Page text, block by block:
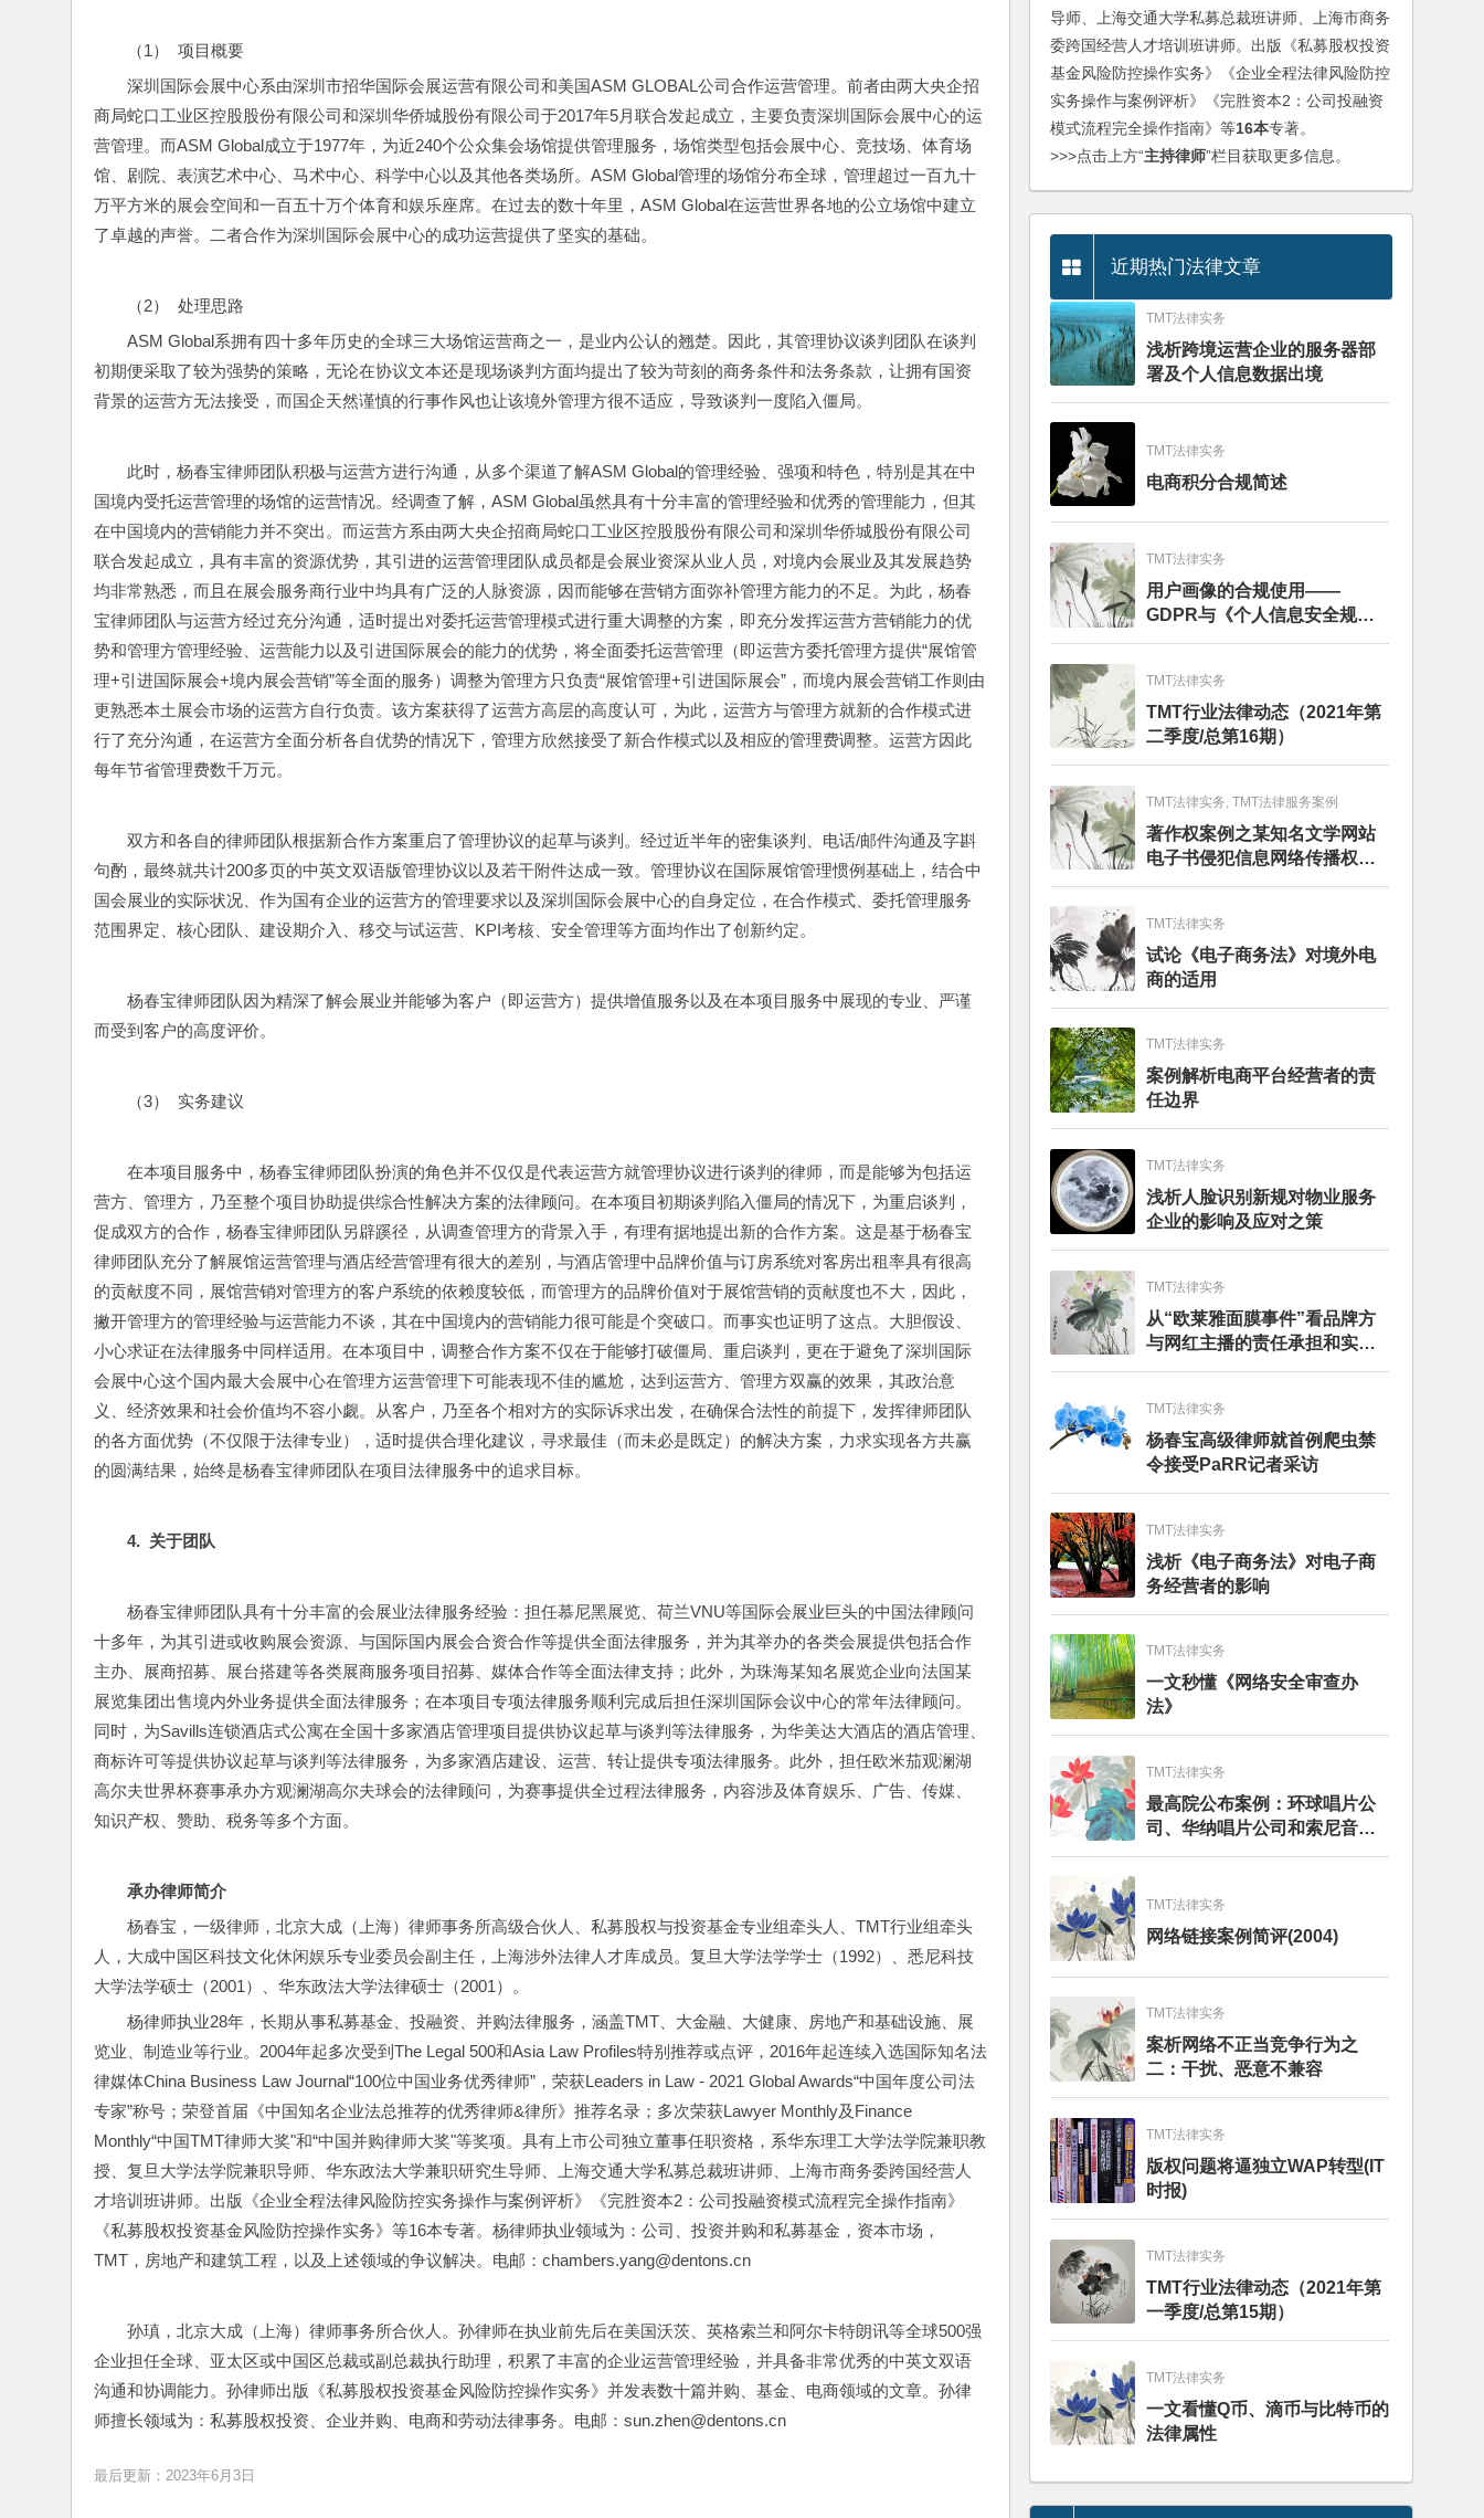
（1）  项目概要
深圳国际会展中心系由深圳市招华国际会展运营有限公司和美国ASM GLOBAL公司合作运营管理。前者由两大央企招
商局蛇口工业区控股股份有限公司和深圳华侨城股份有限公司于2017年5月联合发起成立，主要负责深圳国际会展中心的运
营管理。而ASM Global成立于1977年，为近240个公众集会场馆提供管理服务，场馆类型包括会展中心、竞技场、体育场
馆、剧院、表演艺术中心、马术中心、科学中心以及其他各类场所。ASM Global管理的场馆分布全球，管理超过一百九十
万平方米的展会空间和一百五十万个体育和娱乐座席。在过去的数十年里，ASM Global在运营世界各地的公立场馆中建立
了卓越的声誉。二者合作为深圳国际会展中心的成功运营提供了坚实的基础。
（2）  处理思路
ASM Global系拥有四十多年历史的全球三大场馆运营商之一，是业内公认的翘楚。因此，其管理协议谈判团队在谈判
初期便采取了较为强势的策略，无论在协议文本还是现场谈判方面均提出了较为苛刻的商务条件和法务条款，让拥有国资
背景的运营方无法接受，而国企天然谨慎的行事作风也让该境外管理方很不适应，导致谈判一度陷入僵局。
此时，杨春宝律师团队积极与运营方进行沟通，从多个渠道了解ASM Global的管理经验、强项和特色，特别是其在中
国境内受托运营管理的场馆的运营情况。经调查了解，ASM Global虽然具有十分丰富的管理经验和优秀的管理能力，但其
在中国境内的营销能力并不突出。而运营方系由两大央企招商局蛇口工业区控股股份有限公司和深圳华侨城股份有限公司
联合发起成立，具有丰富的资源优势，其引进的运营管理团队成员都是会展业资深从业人员，对境内会展业及其发展趋势
均非常熟悉，而且在展会服务商行业中均具有广泛的人脉资源，因而能够在营销方面弥补管理方能力的不足。为此，杨春
宝律师团队与运营方经过充分沟通，适时提出对委托运营管理模式进行重大调整的方案，即充分发挥运营方营销能力的优
势和管理方管理经验、运营能力以及引进国际展会的能力的优势，将全面委托运营管理（即运营方委托管理方提供“展馆管
理+引进国际展会+境内展会营销”等全面的服务）调整为管理方只负责“展馆管理+引进国际展会”，而境内展会营销工作则由
更熟悉本土展会市场的运营方自行负责。该方案获得了运营方高层的高度认可，为此，运营方与管理方就新的合作模式进
行了充分沟通，在运营方全面分析各自优势的情况下，管理方欣然接受了新合作模式以及相应的管理费调整。运营方因此
每年节省管理费数千万元。
双方和各自的律师团队根据新合作方案重启了管理协议的起草与谈判。经过近半年的密集谈判、电话/邮件沟通及字斟
句酌，最终就共计200多页的中英文双语版管理协议以及若干附件达成一致。管理协议在国际展馆管理惯例基础上，结合中
国会展业的实际状况、作为国有企业的运营方的管理要求以及深圳国际会展中心的自身定位，在合作模式、委托管理服务
范围界定、核心团队、建设期介入、移交与试运营、KPI考核、安全管理等方面均作出了创新约定。
杨春宝律师团队因为精深了解会展业并能够为客户（即运营方）提供增值服务以及在本项目服务中展现的专业、严谨
而受到客户的高度评价。
（3）  实务建议
在本项目服务中，杨春宝律师团队扮演的角色并不仅仅是代表运营方就管理协议进行谈判的律师，而是能够为包括运
营方、管理方，乃至整个项目协助提供综合性解决方案的法律顾问。在本项目初期谈判陷入僵局的情况下，为重启谈判，
促成双方的合作，杨春宝律师团队另辟蹊径，从调查管理方的背景入手，有理有据地提出新的合作方案。这是基于杨春宝
律师团队充分了解展馆运营管理与酒店经营管理有很大的差别，与酒店管理中品牌价值与订房系统对客房出租率具有很高
的贡献度不同，展馆营销对管理方的客户系统的依赖度较低，而管理方的品牌价值对于展馆营销的贡献度也不大，因此，
撇开管理方的管理经验与运营能力不谈，其在中国境内的营销能力很可能是个突破口。而事实也证明了这点。大胆假设、
小心求证在法律服务中同样适用。在本项目中，调整合作方案不仅在于能够打破僵局、重启谈判，更在于避免了深圳国际
会展中心这个国内最大会展中心在管理方运营管理下可能表现不佳的尴尬，达到运营方、管理方双赢的效果，其政治意
义、经济效果和社会价值均不容小觑。从客户，乃至各个相对方的实际诉求出发，在确保合法性的前提下，发挥律师团队
的各方面优势（不仅限于法律专业），适时提供合理化建议，寻求最佳（而未必是既定）的解决方案，力求实现各方共赢
的圆满结果，始终是杨春宝律师团队在项目法律服务中的追求目标。
4. 关于团队
杨春宝律师团队具有十分丰富的会展业法律服务经验：担任慕尼黑展览、荷兰VNU等国际会展业巨头的中国法律顾问
十多年，为其引进或收购展会资源、与国际国内展会合资合作等提供全面法律服务，并为其举办的各类会展提供包括合作
主办、展商招募、展台搭建等各类展商服务项目招募、媒体合作等全面法律支持；此外，为珠海某知名展览企业向法国某
展览集团出售境内外业务提供全面法律服务；在本项目专项法律服务顺利完成后担任深圳国际会议中心的常年法律顾问。
同时，为Savills连锁酒店式公寓在全国十多家酒店管理项目提供协议起草与谈判等法律服务，为华美达大酒店的酒店管理、
商标许可等提供协议起草与谈判等法律服务，为多家酒店建设、运营、转让提供专项法律服务。此外，担任欧米茄观澜湖
高尔夫世界杯赛事承办方观澜湖高尔夫球会的法律顾问，为赛事提供全过程法律服务，内容涉及体育娱乐、广告、传媒、
知识产权、赞助、税务等多个方面。
承办律师简介
杨春宝，一级律师，北京大成（上海）律师事务所高级合伙人、私募股权与投资基金专业组牵头人、TMT行业组牵头
人，大成中国区科技文化休闲娱乐专业委员会副主任，上海涉外法律人才库成员。复旦大学法学学士（1992）、悉尼科技
大学法学硕士（2001）、华东政法大学法律硕士（2001）。
杨律师执业28年，长期从事私募基金、投融资、并购法律服务，涵盖TMT、大金融、大健康、房地产和基础设施、展
览业、制造业等行业。2004年起多次受到The Legal 500和Asia Law Profiles特别推荐或点评，2016年起连续入选国际知名法
律媒体China Business Law Journal“100位中国业务优秀律师”，荣获Leaders in Law - 2021 Global Awards“中国年度公司法
专家”称号；荣登首届《中国知名企业法总推荐的优秀律师&律所》推荐名录；多次荣获Lawyer Monthly及Finance
Monthly“中国TMT律师大奖"和“中国并购律师大奖"等奖项。具有上市公司独立董事任职资格，系华东理工大学法学院兼职教
授、复旦大学法学院兼职导师、华东政法大学兼职研究生导师、上海交通大学私募总裁班讲师、上海市商务委跨国经营人
才培训班讲师。出版《企业全程法律风险防控实务操作与案例评析》《完胜资本2：公司投融资模式流程完全操作指南》
《私募股权投资基金风险防控操作实务》等16本专著。杨律师执业领域为：公司、投资并购和私募基金，资本市场，
TMT，房地产和建筑工程，以及上述领域的争议解决。电邮：chambers.yang@dentons.cn
孙瑱，北京大成（上海）律师事务所合伙人。孙律师在执业前先后在美国沃茨、英格索兰和阿尔卡特朗讯等全球500强
企业担任全球、亚太区或中国区总裁或副总裁执行助理，积累了丰富的企业运营管理经验，并具备非常优秀的中英文双语
沟通和协调能力。孙律师出版《私募股权投资基金风险防控操作实务》并发表数十篇并购、基金、电商领域的文章。孙律
师擅长领域为：私募股权投资、企业并购、电商和劳动法律事务。电邮：sun.zhen@dentons.cn
最后更新：2023年6月3日
导师、上海交通大学私募总裁班讲师、上海市商务
委跨国经营人才培训班讲师。出版《私募股权投资
基金风险防控操作实务》《企业全程法律风险防控
实务操作与案例评析》《完胜资本2：公司投融资
模式流程完全操作指南》等16本专著。
>>>点击上方“主持律师”栏目获取更多信息。
近期热门法律文章
TMT法律实务
浅析跨境运营企业的服务器部
署及个人信息数据出境
TMT法律实务
电商积分合规简述
TMT法律实务
用户画像的合规使用——
GDPR与《个人信息安全规
范》的比较分析
TMT法律实务
TMT行业法律动态（2021年第
二季度/总第16期）
TMT法律实务, TMT法律服务案例
著作权案例之某知名文学网站
电子书侵犯信息网络传播权纠
纷
TMT法律实务
试论《电子商务法》对境外电
商的适用
TMT法律实务
案例解析电商平台经营者的责
任边界
TMT法律实务
浅析人脸识别新规对物业服务
企业的影响及应对之策
TMT法律实务
从“欧莱雅面膜事件”看品牌方
与网红主播的责任承担和实务
建议
TMT法律实务
杨春宝高级律师就首例爬虫禁
令接受PaRR记者采访
TMT法律实务
浅析《电子商务法》对电子商
务经营者的影响
TMT法律实务
一文秒懂《网络安全审查办
法》
TMT法律实务
最高院公布案例：环球唱片公
司、华纳唱片公司和索尼音乐
娱乐公司与百度公司侵犯著作
TMT法律实务
网络链接案例简评(2004)
TMT法律实务
案析网络不正当竞争行为之
二：干扰、恶意不兼容
TMT法律实务
版权问题将逼独立WAP转型(IT
时报)
TMT法律实务
TMT行业法律动态（2021年第
一季度/总第15期）
TMT法律实务
一文看懂Q币、滴币与比特币的
法律属性